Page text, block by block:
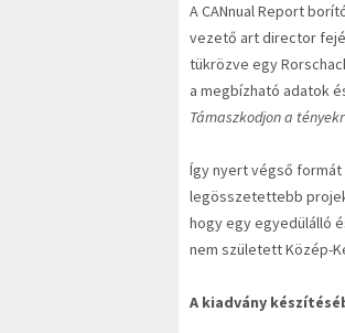
A CANnual Report
vezető art director
tükrözve egy
a megbízható adatok
Támaszkodjon a
Így nyert végső formát
legösszetettebb
hogy egy egyedülálló
nem született Közép-
A kiadvány